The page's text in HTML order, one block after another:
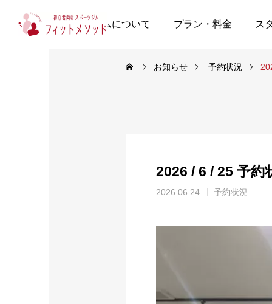
当ジムについて プラン・料金 ス
お知らせ 予約状況
2026 / 6 / 25 予約
2026.06.24 予約状況